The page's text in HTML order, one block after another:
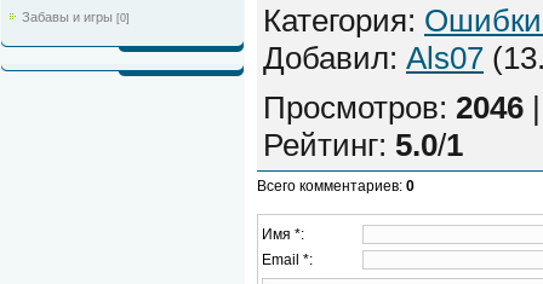
Забавы и игры [0] Категория: Ошибки
Добавил: Als07
Просмотров: 2046
Рейтинг: 5.0/1
Всего комментариев: 0
Имя *:
Email *: